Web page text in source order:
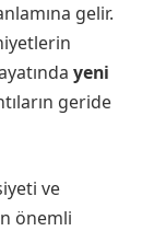
gelir.
yeni
geride
ve
önemli